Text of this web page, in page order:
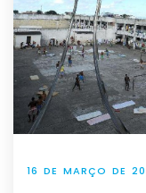
16 DE MARÇO DE